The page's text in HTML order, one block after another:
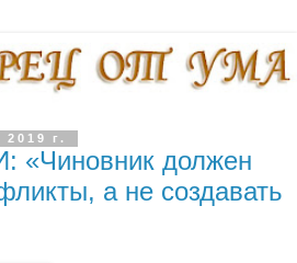
г.
«Чиновник должен
а не создавать